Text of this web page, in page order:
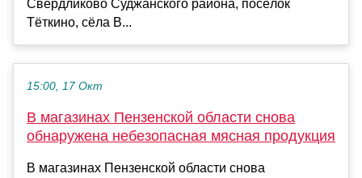
Свердликово Суджанского района, посёлок
Тёткино, сёла В...
15:00, 17 Окт
В магазинах Пензенской области снова
обнаружена небезопасная мясная продукция
В магазинах Пензенской области снова